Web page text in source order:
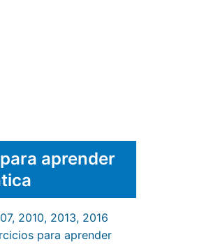
aprender
2010, 2013, 2016
para aprender